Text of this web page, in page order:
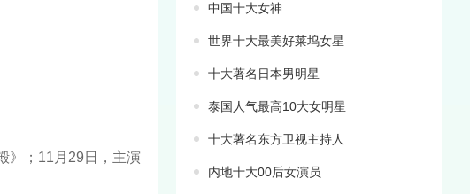
》；11月29日，主演
中国十大女神
世界十大最美好莱坞女星
十大著名日本男明星
泰国人气最高10大女明星
十大著名东方卫视主持人
内地十大00后女演员